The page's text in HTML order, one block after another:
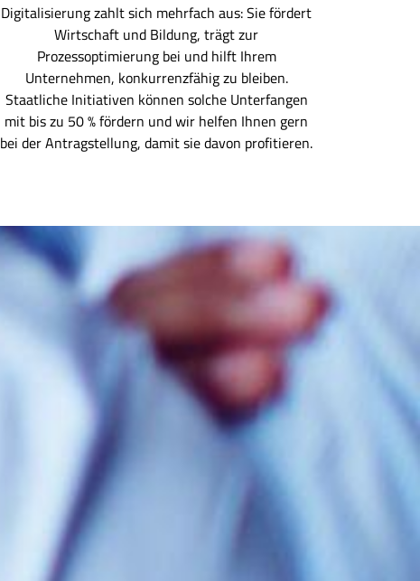
Digitalisierung zahlt sich mehrfach aus: Sie fördert
Wirtschaft und Bildung, trägt zur
Prozessoptimierung bei und hilft Ihrem
Unternehmen, konkurrenzfähig zu bleiben.
Staatliche Initiativen können solche Unterfangen
mit bis zu 50 % fördern und wir helfen Ihnen gern
bei der Antragstellung, damit sie davon profitieren.